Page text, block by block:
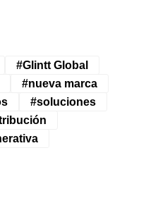
#Glintt Global
#nueva marca
#soluciones